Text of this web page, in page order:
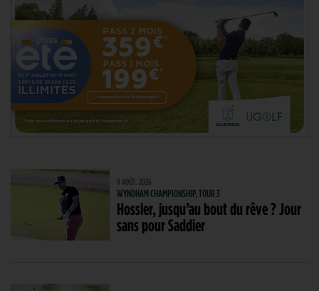
9 AOÛT. 2026
WYNDHAM CHAMPIONSHIP, TOUR 3
Hossler, jusqu’au bout du rêve ? Jour
sans pour Saddier